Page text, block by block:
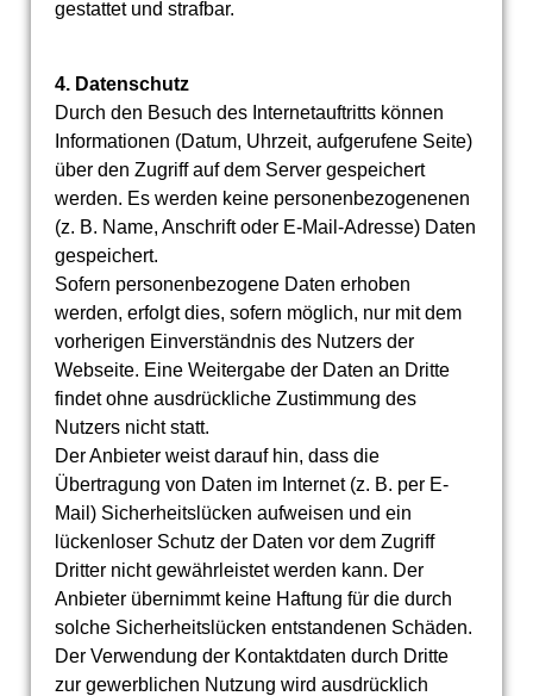
gestattet und strafbar.
4. Datenschutz
Durch den Besuch des Internetauftritts können
Informationen (Datum, Uhrzeit, aufgerufene Seite)
über den Zugriff auf dem Server gespeichert
werden. Es werden keine personenbezogenenen
(z. B. Name, Anschrift oder E-Mail-Adresse) Daten
gespeichert.
Sofern personenbezogene Daten erhoben
werden, erfolgt dies, sofern möglich, nur mit dem
vorherigen Einverständnis des Nutzers der
Webseite. Eine Weitergabe der Daten an Dritte
findet ohne ausdrückliche Zustimmung des
Nutzers nicht statt.
Der Anbieter weist darauf hin, dass die
Übertragung von Daten im Internet (z. B. per E-
Mail) Sicherheitslücken aufweisen und ein
lückenloser Schutz der Daten vor dem Zugriff
Dritter nicht gewährleistet werden kann. Der
Anbieter übernimmt keine Haftung für die durch
solche Sicherheitslücken entstandenen Schäden.
Der Verwendung der Kontaktdaten durch Dritte
zur gewerblichen Nutzung wird ausdrücklich